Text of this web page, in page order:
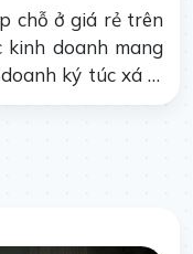
chỗ ở giá rẻ trên
doanh mang
ký túc xá là
nay.